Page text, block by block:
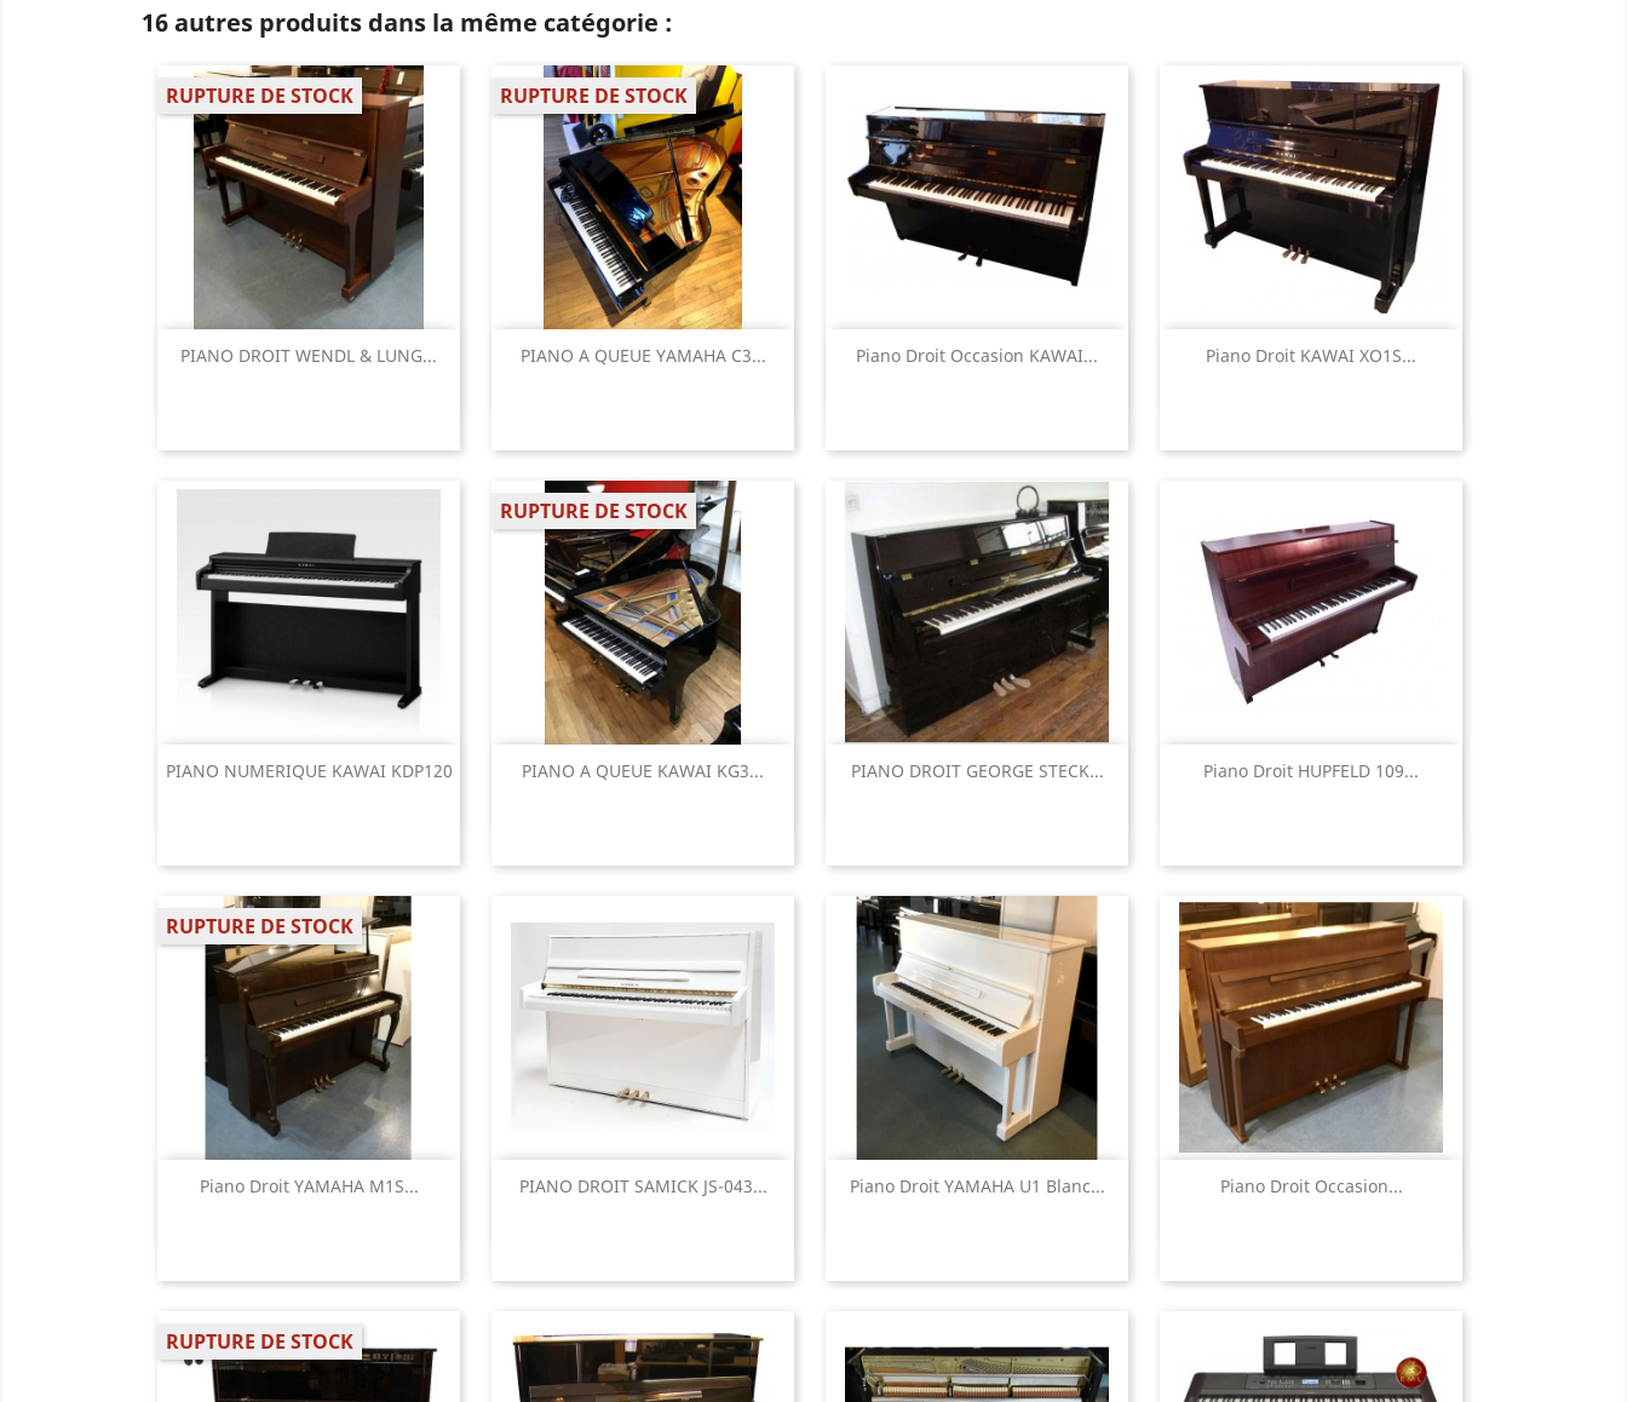
16 autres produits dans la même catégorie :
PIANO DROIT WENDL & LUNG...
RUPTURE DE STOCK
Aperçu rapide PIANO A QUEUE YAMAHA C3...
RUPTURE DE STOCK
 Aperçu rapide Piano Droit Occasion KAWAI...
Aperçu rapide Piano Droit KAWAI XO1S...
Aperçu rapide
PIANO NUMERIQUE KAWAI KDP120
Aperçu rapide PIANO A QUEUE KAWAI KG3...
RUPTURE DE STOCK
Aperçu rapide PIANO DROIT GEORGE STECK...
Aperçu rapide Piano Droit HUPFELD 109...
Aperçu rapide
Piano Droit YAMAHA M1S...
RUPTURE DE STOCK
Aperçu rapide PIANO DROIT SAMICK JS-043...
Aperçu rapide Piano Droit YAMAHA U1 Blanc...
Aperçu rapide Piano Droit Occasion...
Aperçu rapide
RUPTURE DE STOCK